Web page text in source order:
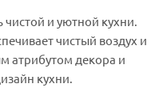
и уютной кухни.
чистый воздух и
атрибутом декора и
кухни.